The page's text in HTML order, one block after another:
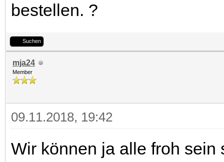
bestellen. ?
Suchen
mja24
Member
09.11.2018, 19:42
Wir können ja alle froh sein